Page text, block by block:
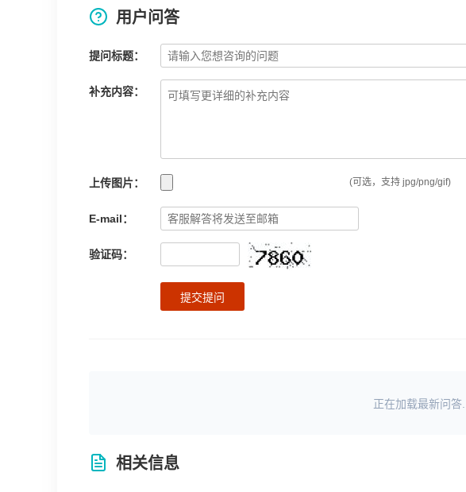
用户问答
提问标题：
补充内容：
上传图片： (可选，支持 jpg/png/gif)
E-mail：
验证码：
提交提问
正在加载最新问答...
相关信息